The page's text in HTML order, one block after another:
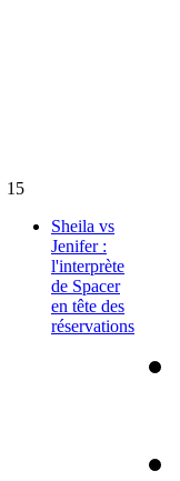
15
Sheila vs
Jenifer :
l'interprète
de Spacer
en tête des
réservations